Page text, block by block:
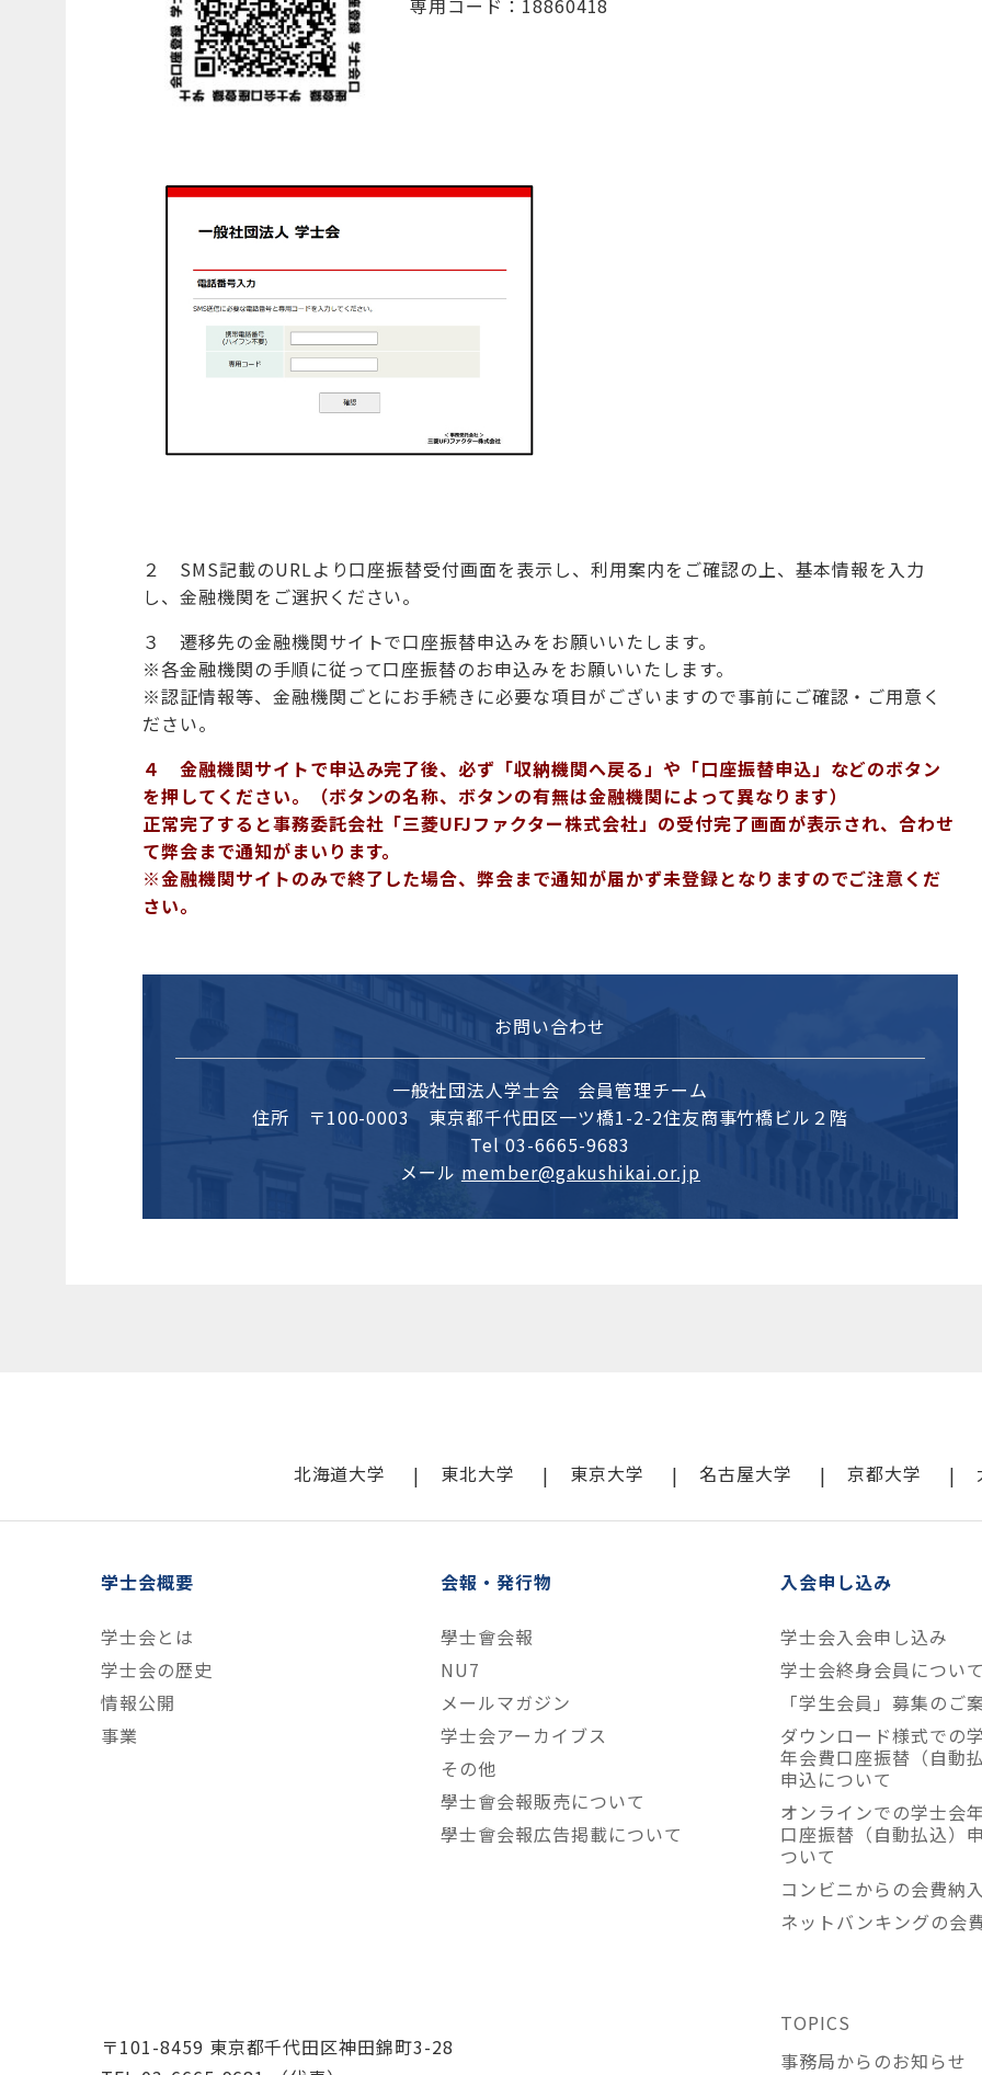
専用コード：18860418
２ SMS記載のURLより口座振替受付画面を表示し、利用案内をご確認の上、基本情報を入力
し、金融機関をご選択ください。
３ 遷移先の金融機関サイトで口座振替申込みをお願いいたします。
※各金融機関の手順に従って口座振替のお申込みをお願いいたします。
※認証情報等、金融機関ごとにお手続きに必要な項目がございますので事前にご確認・ご用意く
ださい。
４ 金融機関サイトで申込み完了後、必ず「収納機関へ戻る」や「口座振替申込」などのボタン
を押してください。（ボタンの名称、ボタンの有無は金融機関によって異なります）
正常完了すると事務委託会社「三菱UFJファクター株式会社」の受付完了画面が表示され、合わせ
て弊会まで通知がまいります。
※金融機関サイトのみで終了した場合、弊会まで通知が届かず未登録となりますのでご注意くだ
さい。
お問い合わせ
一般社団法人学士会 会員管理チーム
住所 〒100-0003 東京都千代田区一ツ橋1-2-2住友商事竹橋ビル２階
Tel03-6665-9683
メール member@gakushikai.or.jp
北海道大学 東北大学 東京大学 名古屋大学 京都大学
学士会概要
学士会とは
学士会の歴史
情報公開
事業
会報・発行物
學士會会報
NU7
メールマガジン
学士会アーカイブス
その他
學士會会報販売について
學士會会報広告掲載について
入会申し込み
学士会入会申し込み
学士会終身会員につい
「学生会員」募集のご
ダウンロード様式での
年会費口座振替（自動
申込について
オンラインでの学士会
口座振替（自動払込）
ついて
コンビニからの会費納
ネットバンキングの会
〒101-8459 東京都千代田区神田錦町3-28
TOPICS
事務局からのお知らせ